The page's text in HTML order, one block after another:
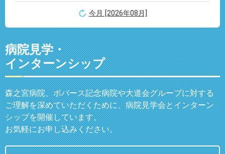
今月 [2026年08月]
病院見学・
インターンシップ
森之宮病院、ボバース記念病院や大道会グループに対する
ご理解を深めていただくために、病院見学会とインターン
シップを開催しています。
お気軽にお申し込みください。